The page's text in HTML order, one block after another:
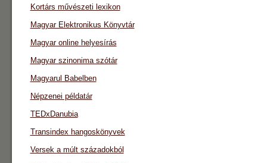
Kortárs művészeti lexikon
Magyar Elektronikus Könyvtár
Magyar online helyesírás
Magyar szinonima szótár
Magyarul Babelben
Népzenei példatár
TEDxDanubia
Transindex hangoskönyvek
Versek a múlt századokból